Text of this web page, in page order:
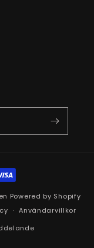
Powered by Shopify
Användarvillkor